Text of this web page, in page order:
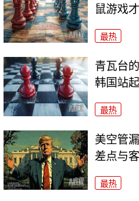
鼠游戏
最热
青瓦台
韩国站起
最热
美空管
差点与
最热